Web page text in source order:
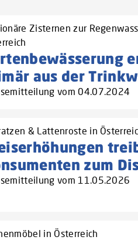
Zisternen zur
aus der
vom 04.07.2024
& Lattenroste in
zum
vom 11.05.2026
in Österreich